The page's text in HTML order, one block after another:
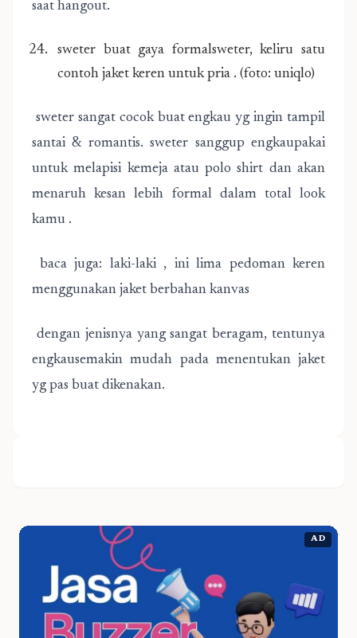
saat hangout.
sweter buat gaya formalsweter, keliru satu
contoh jaket keren untuk pria . (foto: uniqlo)
sweter sangat cocok buat engkau yg ingin tampil
santai & romantis. sweter sanggup engkaupakai
untuk melapisi kemeja atau polo shirt dan akan
menaruh kesan lebih formal dalam total look
kamu .
baca juga: laki-laki , ini lima pedoman keren
menggunakan jaket berbahan kanvas
dengan jenisnya yang sangat beragam, tentunya
engkausemakin mudah pada menentukan jaket
yg pas buat dikenakan.
AD